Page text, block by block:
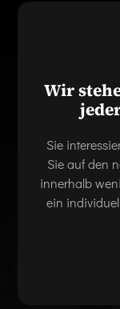
Wir
Sie
Sie auf den
innerhalb
ein